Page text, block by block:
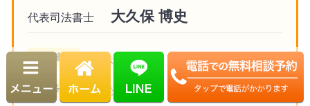
代表司法書士
大久保 博史
保有資格 司法書士
専門分野 相続